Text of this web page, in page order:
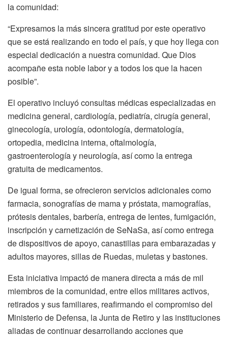
la comunidad:
“Expresamos la más sincera gratitud por este operativo
que se está realizando en todo el país, y que hoy llega con
especial dedicación a nuestra comunidad. Que Dios
acompañe esta noble labor y a todos los que la hacen
posible”.
El operativo incluyó consultas médicas especializadas en
medicina general, cardiología, pediatría, cirugía general,
ginecología, urología, odontología, dermatología,
ortopedia, medicina interna, oftalmología,
gastroenterología y neurología, así como la entrega
gratuita de medicamentos.
De igual forma, se ofrecieron servicios adicionales como
farmacia, sonografías de mama y próstata, mamografías,
prótesis dentales, barbería, entrega de lentes, fumigación,
inscripción y carnetización de SeNaSa, así como entrega
de dispositivos de apoyo, canastillas para embarazadas y
adultos mayores, sillas de Ruedas, muletas y bastones.
Esta iniciativa impactó de manera directa a más de mil
miembros de la comunidad, entre ellos militares activos,
retirados y sus familiares, reafirmando el compromiso del
Ministerio de Defensa, la Junta de Retiro y las instituciones
aliadas de continuar desarrollando acciones que